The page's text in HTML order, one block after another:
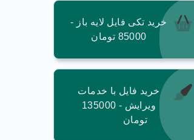
خرید تکی فایل لایه باز -
85000 تومان
خرید فایل با خدمات
ویرایش - 135000
تومان